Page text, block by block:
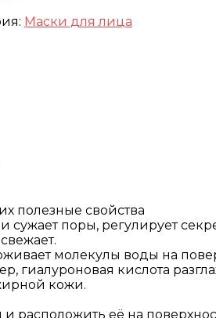
Маски для лица
полезные свойства
сужает поры, регулирует
молекулы воды на
гиалуроновая кислота
кожи.
и расположить её на